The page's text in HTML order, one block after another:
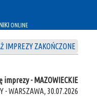
ONLINE
IMPREZY ZAKOŃCZONE
imprezy - MAZOWIECKIE
- WARSZAWA, 30.07.2026